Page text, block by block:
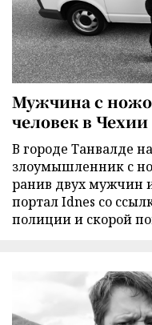
Мужчина с
человек в Чехии
В городе Танвалде
злоумышленник с
ранив двух мужчин
портал Idnes со
полиции и скорой